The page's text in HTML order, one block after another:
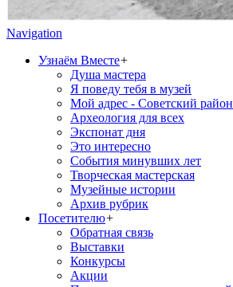
Navigation
Узнаём Вместе+
Душа мастера
Я поведу тебя в музей
Мой адрес - Советский район
Археология для всех
Экспонат дня
Это интересно
События минувших лет
Творческая мастерская
Музейные истории
Архив рубрик
Посетителю+
Обратная связь
Выставки
Конкурсы
Акции